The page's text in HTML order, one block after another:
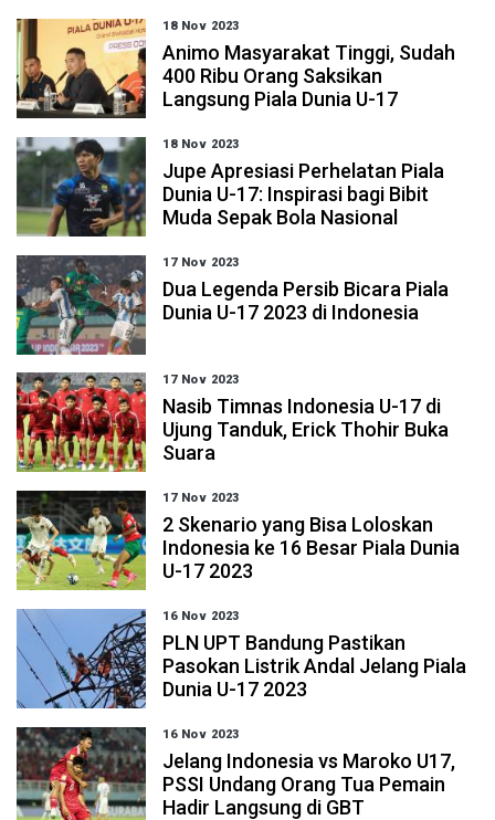
18 Nov 2023
Animo Masyarakat Tinggi, Sudah
400 Ribu Orang Saksikan
Langsung Piala Dunia U-17
18 Nov 2023
Jupe Apresiasi Perhelatan Piala
Dunia U-17: Inspirasi bagi Bibit
Muda Sepak Bola Nasional
17 Nov 2023
Dua Legenda Persib Bicara Piala
Dunia U-17 2023 di Indonesia
17 Nov 2023
Nasib Timnas Indonesia U-17 di
Ujung Tanduk, Erick Thohir Buka
Suara
17 Nov 2023
2 Skenario yang Bisa Loloskan
Indonesia ke 16 Besar Piala Dunia
U-17 2023
16 Nov 2023
PLN UPT Bandung Pastikan
Pasokan Listrik Andal Jelang Piala
Dunia U-17 2023
16 Nov 2023
Jelang Indonesia vs Maroko U17,
PSSI Undang Orang Tua Pemain
Hadir Langsung di GBT